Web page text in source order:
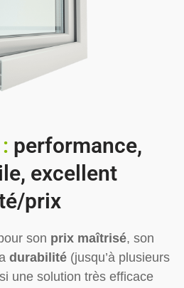
performance,
excellent
prix
son prix maîtrisé, son
durabilité (jusqu’à plusieurs
une solution très efficace